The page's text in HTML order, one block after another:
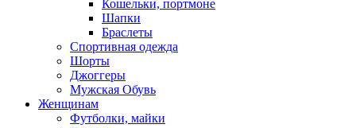
Кошельки, портмоне
Шапки
Браслеты
Спортивная одежда
Шорты
Джоггеры
Мужская Обувь
Женщинам
Футболки, майки